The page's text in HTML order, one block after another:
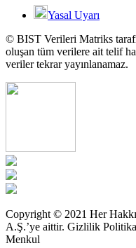
Yasal Uyarı
© BIST Verileri Matriks
oluşan tüm verilere ait telif
veriler tekrar yayınlanamaz.
Copyright © 2021 Her Hakkı
A.Ş.’ye aittir. Gizlilik
Menkul